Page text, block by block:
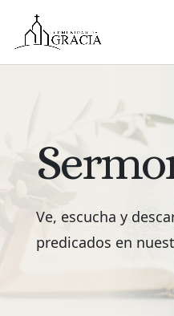
Ve, escucha y
predicados en